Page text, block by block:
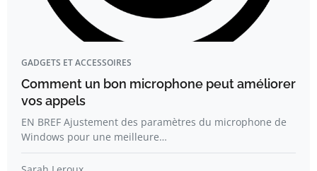
GADGETS ET ACCESSOIRES
Comment un bon microphone peut améliorer
vos appels
EN BREF Ajustement des paramètres du microphone de
Windows pour une meilleure…